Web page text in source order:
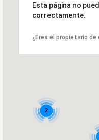
2
Esta página no
correctamente.
¿Eres el propietario